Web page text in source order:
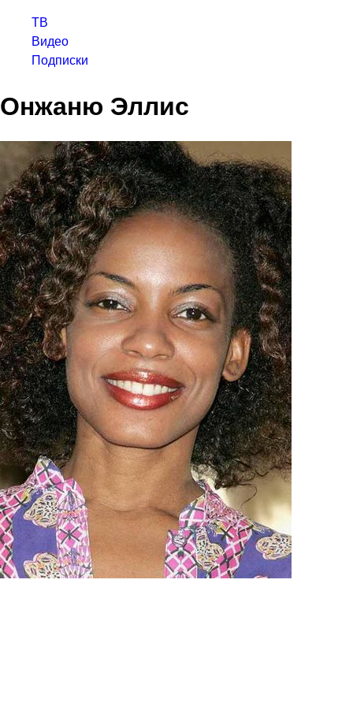
ТВ
Видео
Подписки
Онжаню Эллис